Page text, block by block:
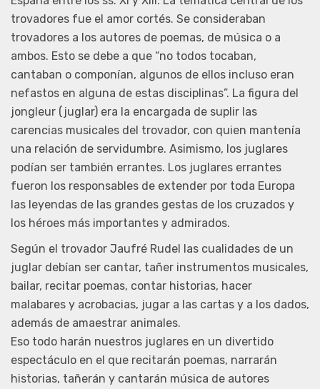
trovadores fue el amor cortés. Se consideraban
trovadores a los autores de poemas, de música o a
ambos. Esto se debe a que “no todos tocaban,
cantaban o componían, algunos de ellos incluso eran
nefastos en alguna de estas disciplinas”. La figura del
jongleur (juglar) era la encargada de suplir las
carencias musicales del trovador, con quien mantenía
una relación de servidumbre. Asimismo, los juglares
podían ser también errantes. Los juglares errantes
fueron los responsables de extender por toda Europa
las leyendas de las grandes gestas de los cruzados y
los héroes más importantes y admirados.
Según el trovador Jaufré Rudel las cualidades de un
juglar debían ser cantar, tañer instrumentos musicales,
bailar, recitar poemas, contar historias, hacer
malabares y acrobacias, jugar a las cartas y a los dados,
además de amaestrar animales.
Eso todo harán nuestros juglares en un divertido
espectáculo en el que recitarán poemas, narrarán
historias, tañerán y cantarán música de autores